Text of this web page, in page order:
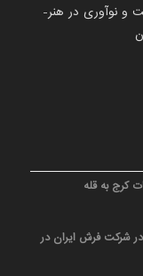
و نوآوری در هنر-
کرج به قله
در شرکت فرش ایران در